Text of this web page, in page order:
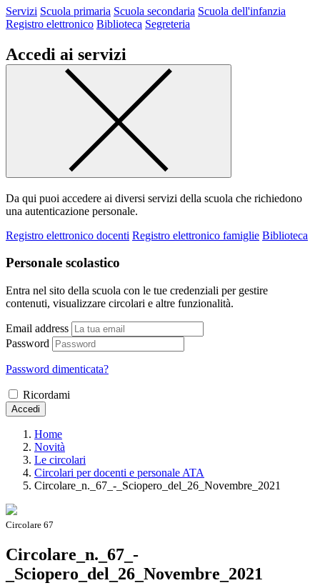
Servizi Scuola primaria Scuola secondaria Scuola dell'infanzia
Registro elettronico Biblioteca Segreteria
Accedi ai servizi
Da qui puoi accedere ai diversi servizi della scuola che richiedono
una autenticazione personale.
Registro elettronico docenti Registro elettronico famiglie Biblioteca
Personale scolastico
Entra nel sito della scuola con le tue credenziali per gestire
contenuti, visualizzare circolari e altre funzionalità.
Email address
Password
Password dimenticata?
Ricordami
Accedi
Home
Novità
Le circolari
Circolari per docenti e personale ATA
Circolare_n._67_-_Sciopero_del_26_Novembre_2021
Circolare 67
Circolare_n._67_-
_Sciopero_del_26_Novembre_2021